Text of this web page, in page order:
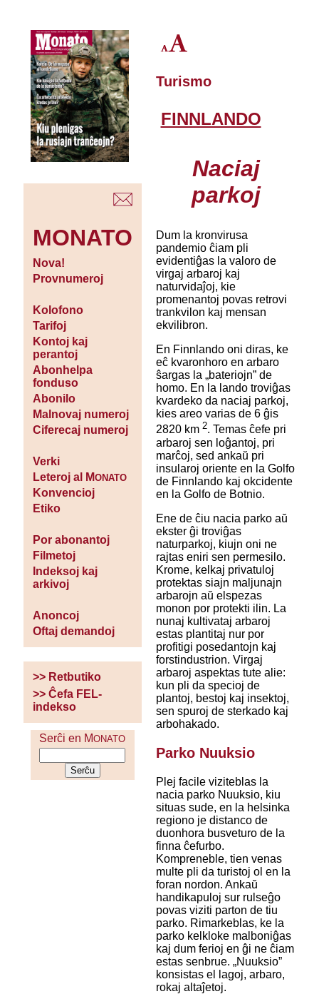
MONATO
Nova!
Provnumeroj
Kolofono
Tarifoj
Kontoj kaj
perantoj
Abonhelpa
fonduso
Abonilo
Malnovaj numeroj
Ciferecaj numeroj
Verki
Leteroj al MONATO
Konvencioj
Etiko
Por abonantoj
Filmetoj
Indeksoj kaj
arkivoj
Anoncoj
Oftaj demandoj
>> Retbutiko
>> Ĉefa FEL-
indekso
Serĉi en MONATO
Turismo
FINNLANDO
Naciaj
parkoj
Dum la kronvirusa
pandemio ĉiam pli
evidentiĝas la valoro de
virgaj arbaroj kaj
naturvidaĵoj, kie
promenantoj povas retrovi
trankvilon kaj mensan
ekvilibron.
En Finnlando oni diras, ke
eĉ kvaronhoro en arbaro
ŝargas la „bateriojn” de
homo. En la lando troviĝas
kvardeko da naciaj parkoj,
kies areo varias de 6 ĝis
2820 km 2. Temas ĉefe pri
arbaroj sen loĝantoj, pri
marĉoj, sed ankaŭ pri
insularoj oriente en la Golfo
de Finnlando kaj okcidente
en la Golfo de Botnio.
Ene de ĉiu nacia parko aŭ
ekster ĝi troviĝas
naturparkoj, kiujn oni ne
rajtas eniri sen permesilo.
Krome, kelkaj privatuloj
protektas siajn maljunajn
arbarojn aŭ elspezas
monon por protekti ilin. La
nunaj kultivataj arbaroj
estas plantitaj nur por
profitigi posedantojn kaj
forstindustrion. Virgaj
arbaroj aspektas tute alie:
kun pli da specioj de
plantoj, bestoj kaj insektoj,
sen spuroj de sterkado kaj
arbohakado.
Parko Nuuksio
Plej facile viziteblas la
nacia parko Nuuksio, kiu
situas sude, en la helsinka
regiono je distanco de
duonhora busveturo de la
finna ĉefurbo.
Kompreneble, tien venas
multe pli da turistoj ol en la
foran nordon. Ankaŭ
handikapuloj sur rulseĝo
povas viziti parton de tiu
parko. Rimarkeblas, ke la
parko kelkloke malboniĝas
kaj dum ferioj en ĝi ne ĉiam
estas senbrue. „Nuuksio”
konsistas el lagoj, arbaro,
rokaj altaĵetoj.